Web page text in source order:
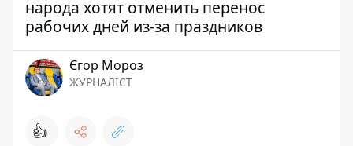
народа хотят отменить перенос
рабочих дней из-за праздников
Єгор Мороз
ЖУРНАЛІСТ
👍